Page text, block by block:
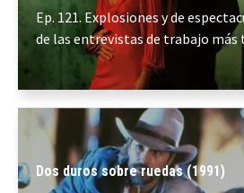
Ep. 121. Explosiones y de
de las entrevistas de trabajo más
Dos duros sobre ruedas (1991)